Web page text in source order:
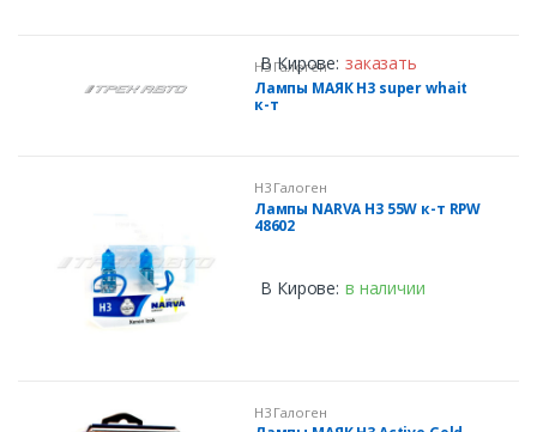
H3 Галоген
Лампы МАЯК H3 super whait
к-т
В Кирове: заказать
H3 Галоген
Лампы NARVA H3 55W к-т RPW
48602
В Кирове: в наличии
H3 Галоген